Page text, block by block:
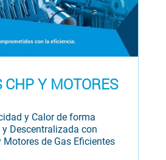
CHP Y MOTORES
y Calor de forma
Descentralizada con
Motores de Gas Eficientes